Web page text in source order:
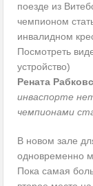
поезде из
чемпионом
инвалидном
Посмотреть
устройство)
Рената
инваспорте
чемпионами
В новом зале
одновременно
Пока самая